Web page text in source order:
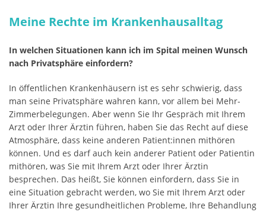
Meine Rechte im Krankenhausalltag
In welchen Situationen kann ich im Spital meinen Wunsch
nach Privatsphäre einfordern?
In öffentlichen Krankenhäusern ist es sehr schwierig, dass
man seine Privatsphäre wahren kann, vor allem bei Mehr-
Zimmerbelegungen. Aber wenn Sie Ihr Gespräch mit Ihrem
Arzt oder Ihrer Ärztin führen, haben Sie das Recht auf diese
Atmosphäre, dass keine anderen Patient:innen mithören
können. Und es darf auch kein anderer Patient oder Patientin
mithören, was Sie mit Ihrem Arzt oder Ihrer Ärztin
besprechen. Das heißt, Sie können einfordern, dass Sie in
eine Situation gebracht werden, wo Sie mit Ihrem Arzt oder
Ihrer Ärztin Ihre gesundheitlichen Probleme, Ihre Behandlung